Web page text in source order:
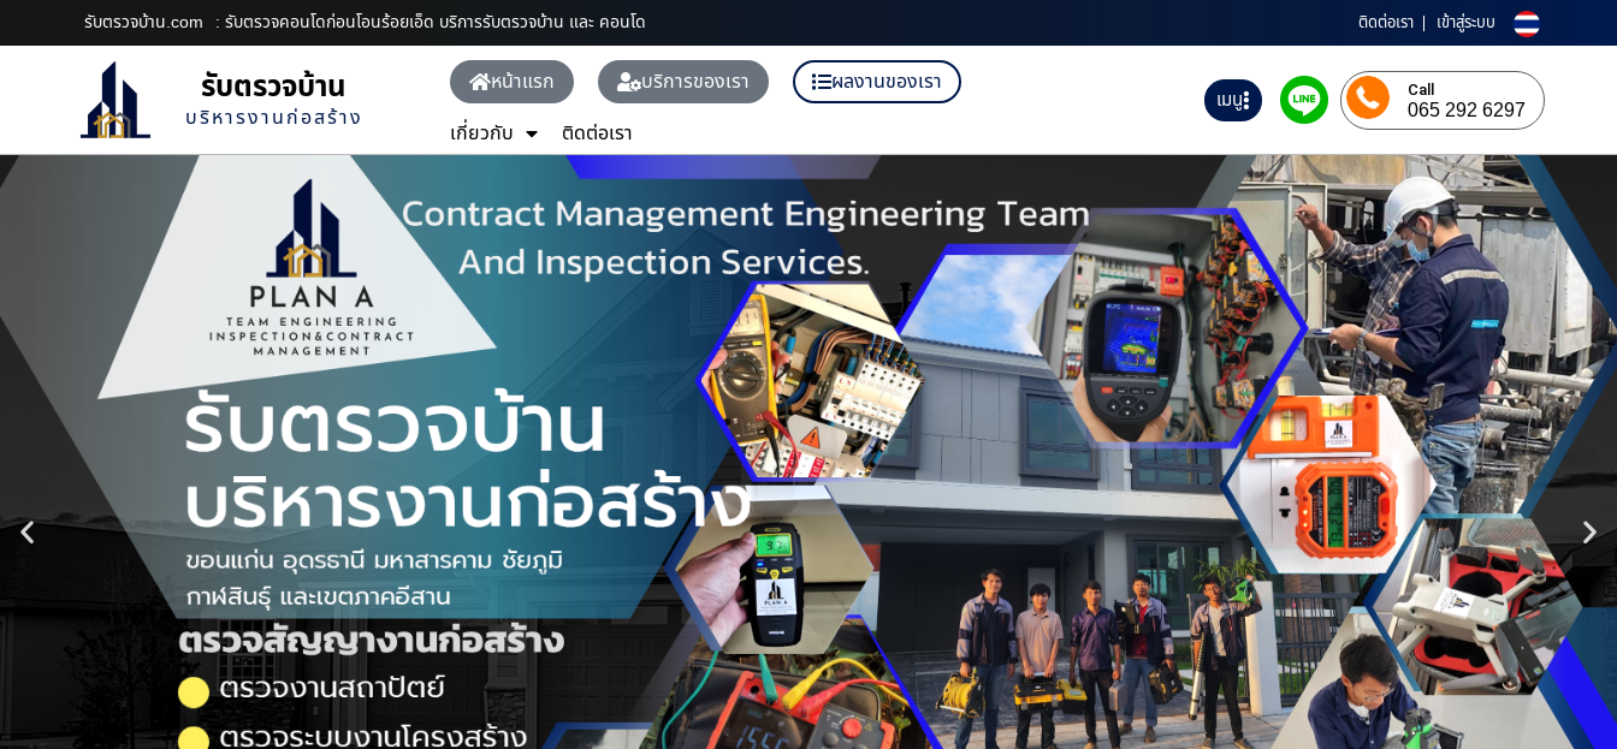
รับตรวจบ้าน.com : รับตรวจคอนโดก่อนโอนร้อยเอ็ด บริการรับตรวจบ้าน และ คอนโด ติดต่อเรา เข้าสู่ระบบ
รับตรวจบ้าน
บริหารงานก่อสร้าง
หน้าแรก บริการของเรา
ผลงานของเรา
เกี่ยวกับ
ติดต่อเรา
เมนู Call
065 292 6297